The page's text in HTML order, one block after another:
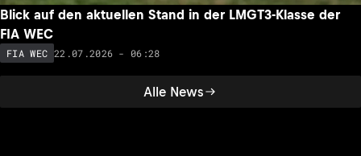
Alle News
Blick auf den aktuellen Stand in der LMGT3-Klasse der
FIA WEC
FIA WEC 22.07.2026 - 06:28